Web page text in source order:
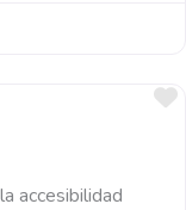
accesibilidad